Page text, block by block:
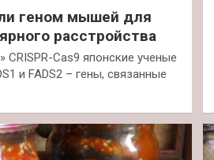
геном мышей для
расстройства
Cas9 японские ученые
и FADS2 – гены, связанные